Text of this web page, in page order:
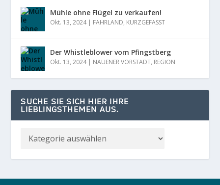
Mühle ohne Flügel zu verkaufen!
Okt. 13, 2024| FAHRLAND, KURZGEFASST
Der Whistleblower vom Pfingstberg
Okt. 13, 2024| NAUENER VORSTADT, REGION
SUCHE SIE SICH HIER IHRE
LIEBLINGSTHEMEN AUS.